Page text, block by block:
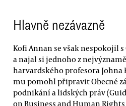
Hlavně nezávazně
Kofi Annan se však nespokojil
a najal si jednoho z
harvardského profesora Johna
mu pomohl připravit Obecné
podnikání a lidských práv
on Business and Human Rights